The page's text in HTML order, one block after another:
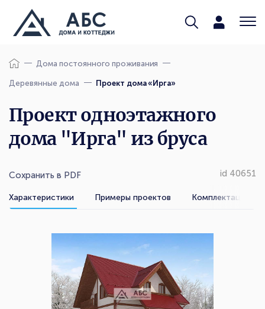
Дома постоянного проживания
Деревянные дома Проект дома «Ирга»
Проект одноэтажного
дома "Ирга" из бруса
Сохранить в PDF id 40651
Характеристики Примеры проектов Комплектации